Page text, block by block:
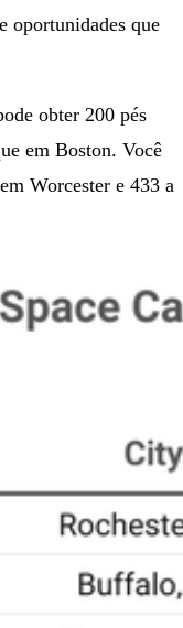
oportunidades que
obter 200 pés
em Boston. Você
Worcester e 433 a